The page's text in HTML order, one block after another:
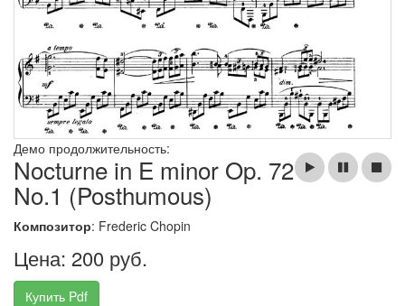
Демо продолжительность:
Nocturne in E minor Op. 72
No.1 (Posthumous)
Композитор: Frederic Chopin
Цена: 200 руб.
Купить Pdf